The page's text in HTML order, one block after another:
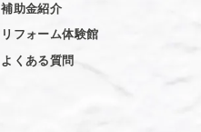
補助金紹介
リフォーム体験館
よくある質問